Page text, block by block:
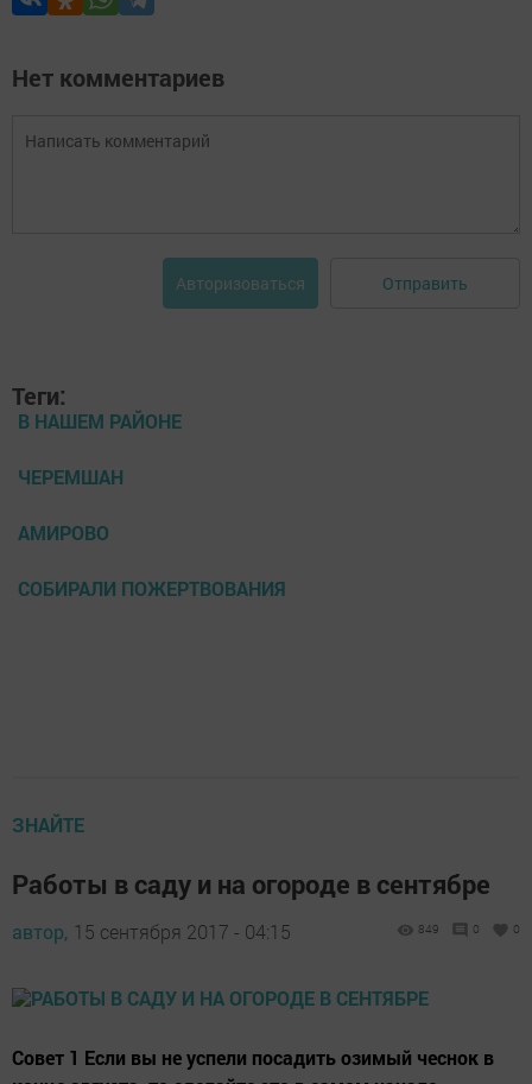
Нет комментариев
Авторизоваться Отправить
Теги:
В НАШЕМ РАЙОНЕ
ЧЕРЕМШАН
АМИРОВО
СОБИРАЛИ ПОЖЕРТВОВАНИЯ
ЗНАЙТЕ
Работы в саду и на огороде в сентябре
автор, 15 сентября 2017 - 04:15 849 0 0
Совет 1 Если вы не успели посадить озимый чеснок в